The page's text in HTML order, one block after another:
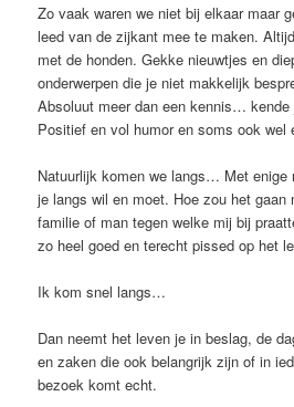
Zo vaak waren we niet bij elkaar maar
leed van de zijkant mee te maken.
met de honden. Gekke nieuwtjes en
onderwerpen die je niet makkelijk
Absoluut meer dan een kennis… kende
Positief en vol humor en soms ook wel
Natuurlijk komen we langs… Met enige
je langs wil en moet. Hoe zou het
familie of man tegen welke mij bij
zo heel goed en terecht pissed op het
Ik kom snel langs…
Dan neemt het leven je in beslag, de
en zaken die ook belangrijk zijn of in
bezoek komt echt.